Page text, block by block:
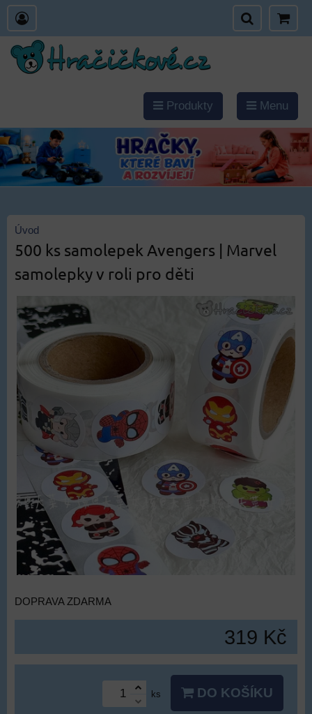
Produkty Menu
Úvod
500 ks samolepek Avengers | Marvel
samolepky v roli pro děti
DOPRAVA ZDARMA
319 Kč
ks DO KOŠÍKU